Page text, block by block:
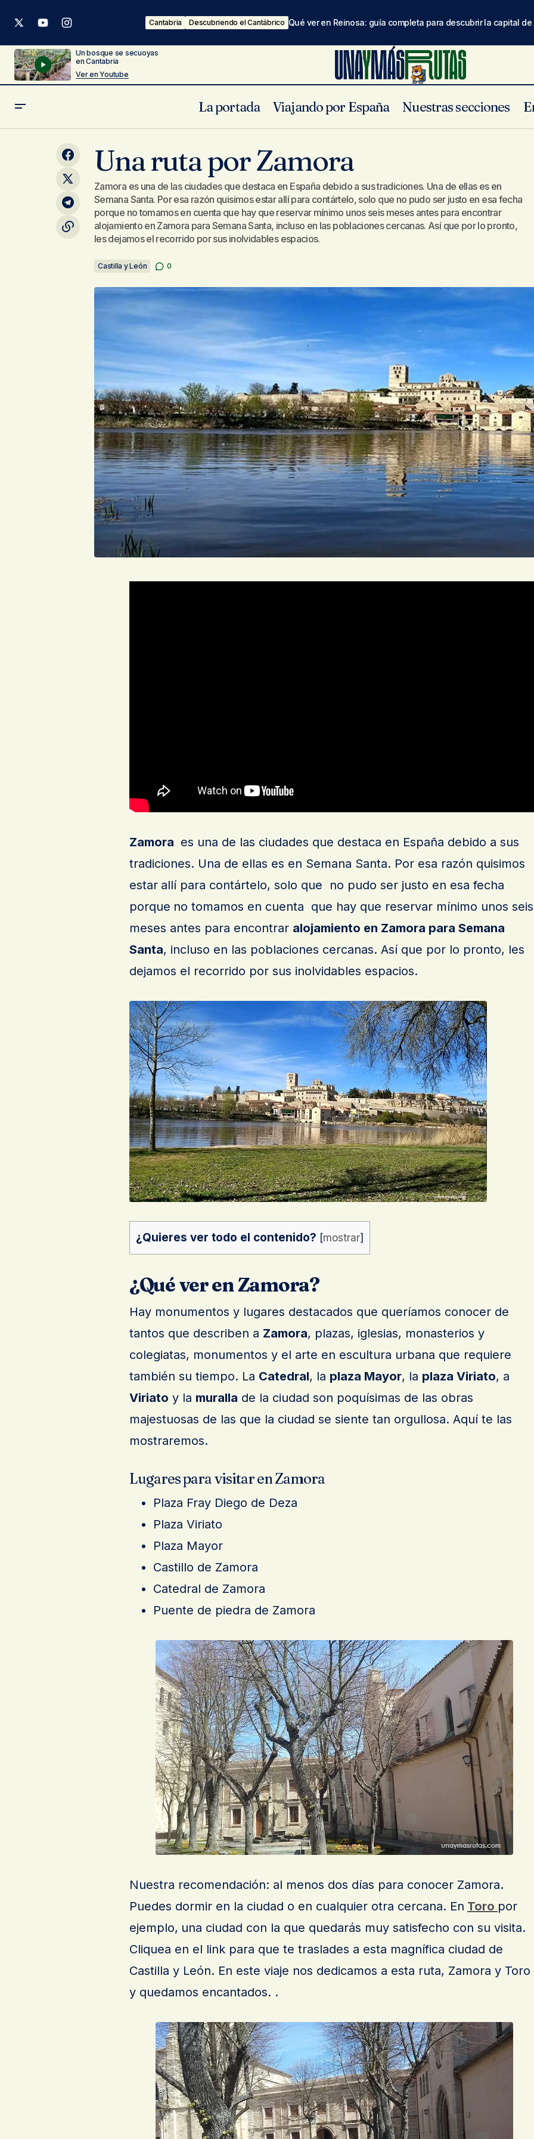
Cantabria Descubriendo el Cantábrico Qué ver en Reinosa: guía completa para descubrir la capital
Un bosque se secuoyas
en Cantabria
Ver en Youtube
La portada Viajando por España Nuestras secciones
Valgrande-PajaresUna ruta por Zamora
Zamora es una de las ciudades que destaca en España debido a sus tradiciones. Una de ellas es en
Semana Santa. Por esa razón quisimos estar allí para contártelo, solo que no pudo ser justo en esa fecha
porque no tomamos en cuenta que hay que reservar mínimo unos seis meses antes para encontrar
alojamiento en Zamora para Semana Santa, incluso en las poblaciones cercanas. Así que por lo pronto,
les dejamos el recorrido por sus inolvidables espacios.
Castilla y León 0
Zamora es una de las ciudades que destaca en España debido a sus
tradiciones. Una de ellas es en Semana Santa. Por esa razón quisimos
estar allí para contártelo, solo que no pudo ser justo en esa fecha
porque no tomamos en cuenta que hay que reservar mínimo unos seis
meses antes para encontrar alojamiento en Zamora para Semana
Santa, incluso en las poblaciones cercanas. Así que por lo pronto, les
dejamos el recorrido por sus inolvidables espacios.
¿Quieres ver todo el contenido? [mostrar]
¿Qué ver en Zamora?
Hay monumentos y lugares destacados que queríamos conocer de
tantos que describen a Zamora, plazas, iglesias, monasterios y
colegiatas, monumentos y el arte en escultura urbana que requiere
también su tiempo. La Catedral, la plaza Mayor, la plaza Viriato, a
Viriato y la muralla de la ciudad son poquísimas de las obras
majestuosas de las que la ciudad se siente tan orgullosa. Aquí te las
mostraremos.
Lugares para visitar en Zamora
Plaza Fray Diego de Deza
Plaza Viriato
Plaza Mayor
Castillo de Zamora
Catedral de Zamora
Puente de piedra de Zamora
Nuestra recomendación: al menos dos días para conocer Zamora.
Puedes dormir en la ciudad o en cualquier otra cercana. En Toro por
ejemplo, una ciudad con la que quedarás muy satisfecho con su visita.
Cliquea en el link para que te traslades a esta magnífica ciudad de
Castilla y León. En este viaje nos dedicamos a esta ruta, Zamora y Toro
y quedamos encantados. .